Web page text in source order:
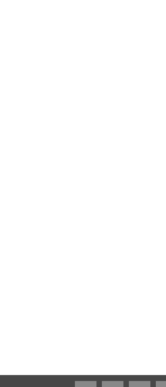
сайтов by «ВзлЁт»